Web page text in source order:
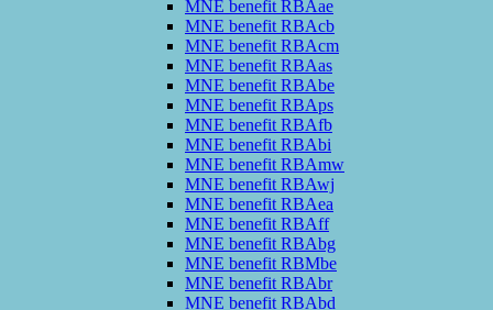
MNE benefit RBAae
MNE benefit RBAcb
MNE benefit RBAcm
MNE benefit RBAas
MNE benefit RBAbe
MNE benefit RBAps
MNE benefit RBAfb
MNE benefit RBAbi
MNE benefit RBAmw
MNE benefit RBAwj
MNE benefit RBAea
MNE benefit RBAff
MNE benefit RBAbg
MNE benefit RBMbe
MNE benefit RBAbr
MNE benefit RBAbd